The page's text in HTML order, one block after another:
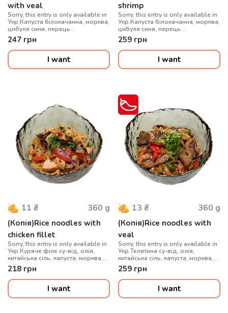
with veal
Sorry, this entry is only available in
Укр.Капуста білокачанна, морква,
цибуля синя, перець
болгарський, гриби муер, сіль
китайська, локшина удон, соус
WOK, цибуля зелена, кунжут мікс,
телятина су-від
247 грн
I want
shrimp
Sorry, this entry is only available in
Укр.Капуста білокачанна, морква,
цибуля синя, перець
болгарський, гриби муер, сіль
китайська, локшина удон, соус
WOK, цибуля зелена, кунжут мікс,
259 грн
I want
11 ₴ 360 g
(Копія)Rice noodles with
chicken fillet
Sorry, this entry is only available in
Укр.Куряче філе су-від, олія,
китайська сіль, капуста, морква,
цибуля синя, перець
болгарський, гриби муер, рисова
локшина, соус WOK, цибуля
зелена, кунжут мікс
218 грн
I want
13 ₴ 360 g
(Копія)Rice noodles with
veal
Sorry, this entry is only available in
Укр.Телятина су-від, олія,
китайська сіль, капуста, морква,
цибуля синя, перець
болгарський, гриби муер, рисова
локшина, соус WOK, цибуля
зелена, кунжут мікс, перець чилі
гострий
259 грн
I want